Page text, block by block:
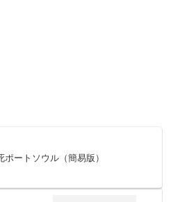
ポートソウル（簡易版）